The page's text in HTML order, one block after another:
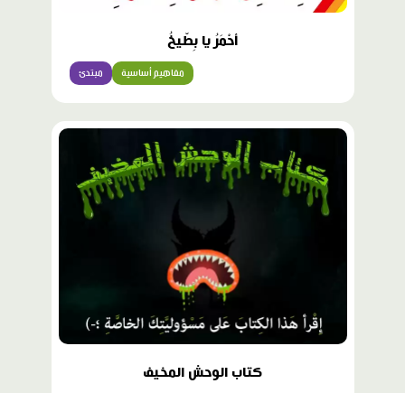
أحْمَرُ يا بِطّيخُ
مبتدئ مفاهيم أساسية
كتاب الوحش المخيف